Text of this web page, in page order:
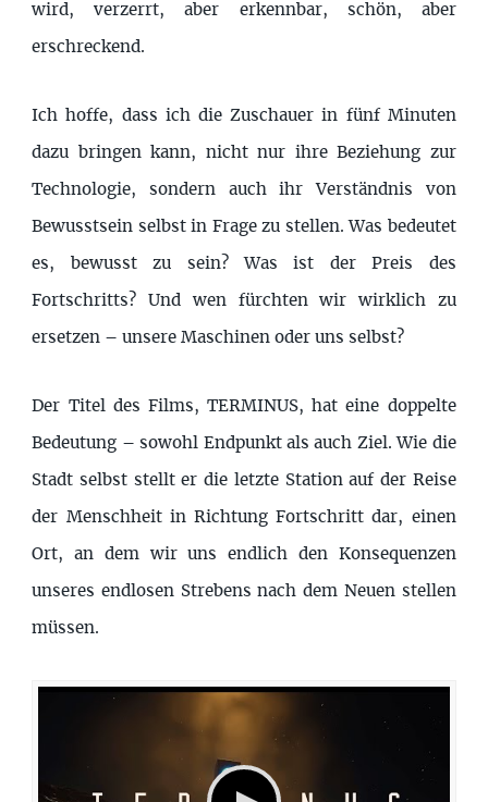
wird, verzerrt, aber erkennbar, schön, aber
erschreckend.
Ich hoffe, dass ich die Zuschauer in fünf Minuten
dazu bringen kann, nicht nur ihre Beziehung zur
Technologie, sondern auch ihr Verständnis von
Bewusstsein selbst in Frage zu stellen. Was bedeutet
es, bewusst zu sein? Was ist der Preis des
Fortschritts? Und wen fürchten wir wirklich zu
ersetzen – unsere Maschinen oder uns selbst?
Der Titel des Films, TERMINUS, hat eine doppelte
Bedeutung – sowohl Endpunkt als auch Ziel. Wie die
Stadt selbst stellt er die letzte Station auf der Reise
der Menschheit in Richtung Fortschritt dar, einen
Ort, an dem wir uns endlich den Konsequenzen
unseres endlosen Strebens nach dem Neuen stellen
müssen.